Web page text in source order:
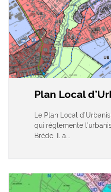
Plan Local
Le Plan Local
qui règlemente
Brède. Il a...